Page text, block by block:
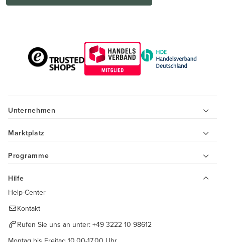
Unternehmen
Marktplatz
Programme
Hilfe
Help-Center
Kontakt
Rufen Sie uns an unter: +49 3222 10 98612